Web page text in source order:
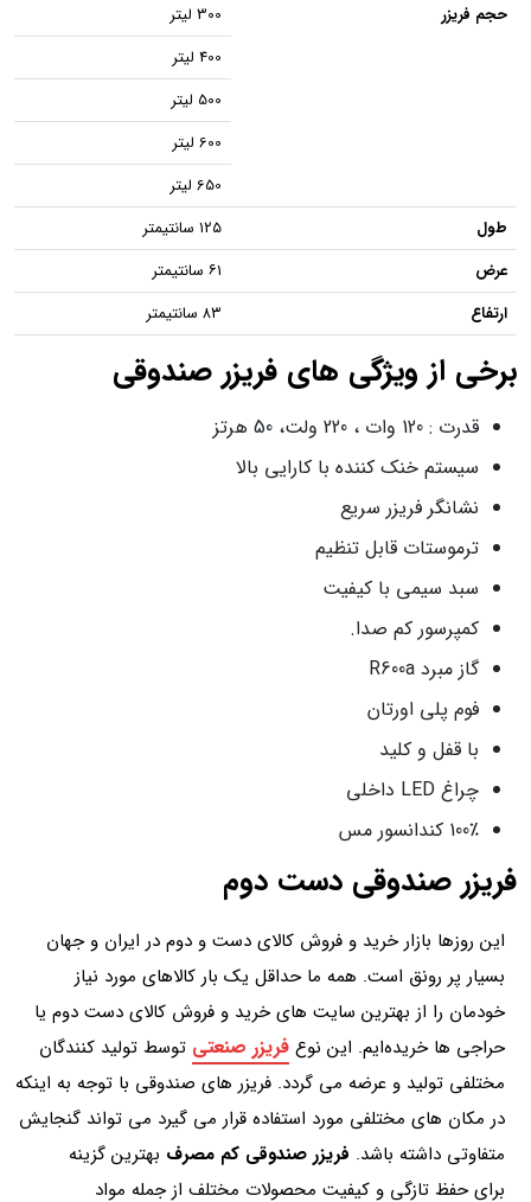
حجم فریزر
300 لیتر
400 لیتر
500 لیتر
600 لیتر
650 لیتر
طول
۱۲۵ سانتیمتر
عرض
۶۱ سانتیمتر
ارتفاع
۸۳ سانتیمتر
برخی از ویژگی های فریزر صندوقی
قدرت : 120 وات ، 220 ولت، 50 هرتز
سیستم خنک کننده با کارایی بالا
نشانگر فریزر سریع
ترموستات قابل تنظیم
سبد سیمی با کیفیت
کمپرسور کم صدا.
گاز مبرد R600a
فوم پلی اورتان
با قفل و کلید
چراغ LED داخلی
100٪ کندانسور مس
فریزر صندوقی دست دوم
این روزها بازار خرید و فروش کالای دست و دوم در ایران و جهان
بسیار پر رونق است. همه ما حداقل یک بار کالاهای مورد نیاز
خودمان را از بهترین سایت‌ های خرید و فروش کالای دست دوم یا
حراجی‌ ها خریده‌ایم. این نوع فریزر صنعتی توسط تولید کنندگان
مختلفی تولید و عرضه می گردد. فریزر های صندوقی با توجه به اینکه
در مکان های مختلفی مورد استفاده قرار می گیرد می تواند گنجایش
متفاوتی داشته باشد. فریزر صندوقی کم مصرف بهترین گزینه
برای حفظ تازگی و کیفیت محصولات مختلف از جمله مواد